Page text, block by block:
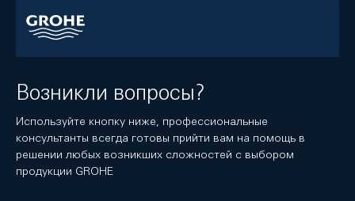
Возникли вопросы?
Используйте кнопку ниже, профессиональные
консультанты всегда готовы прийти вам на помощь в
решении любых возникших сложностей с выбором
продукции GROHE